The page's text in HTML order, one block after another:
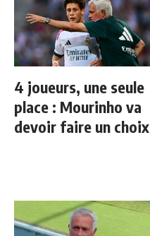
4 joueurs, une seule
place : Mourinho va
devoir faire un choix